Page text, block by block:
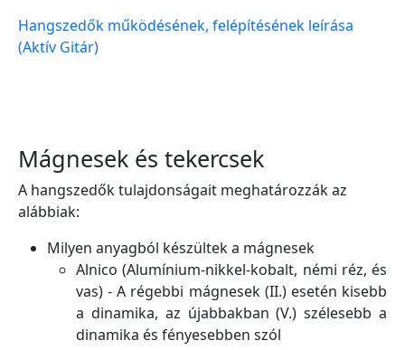
Hangszedők működésének, felépítésének leírása
(Aktív Gitár)
Mágnesek és tekercsek
A hangszedők tulajdonságait meghatározzák az
alábbiak:
Milyen anyagból készültek a mágnesek
Alnico (Alumínium-nikkel-kobalt, némi réz, és
vas) - A régebbi mágnesek (II.) esetén kisebb
a dinamika, az újabbakban (V.) szélesebb a
dinamika és fényesebben szól